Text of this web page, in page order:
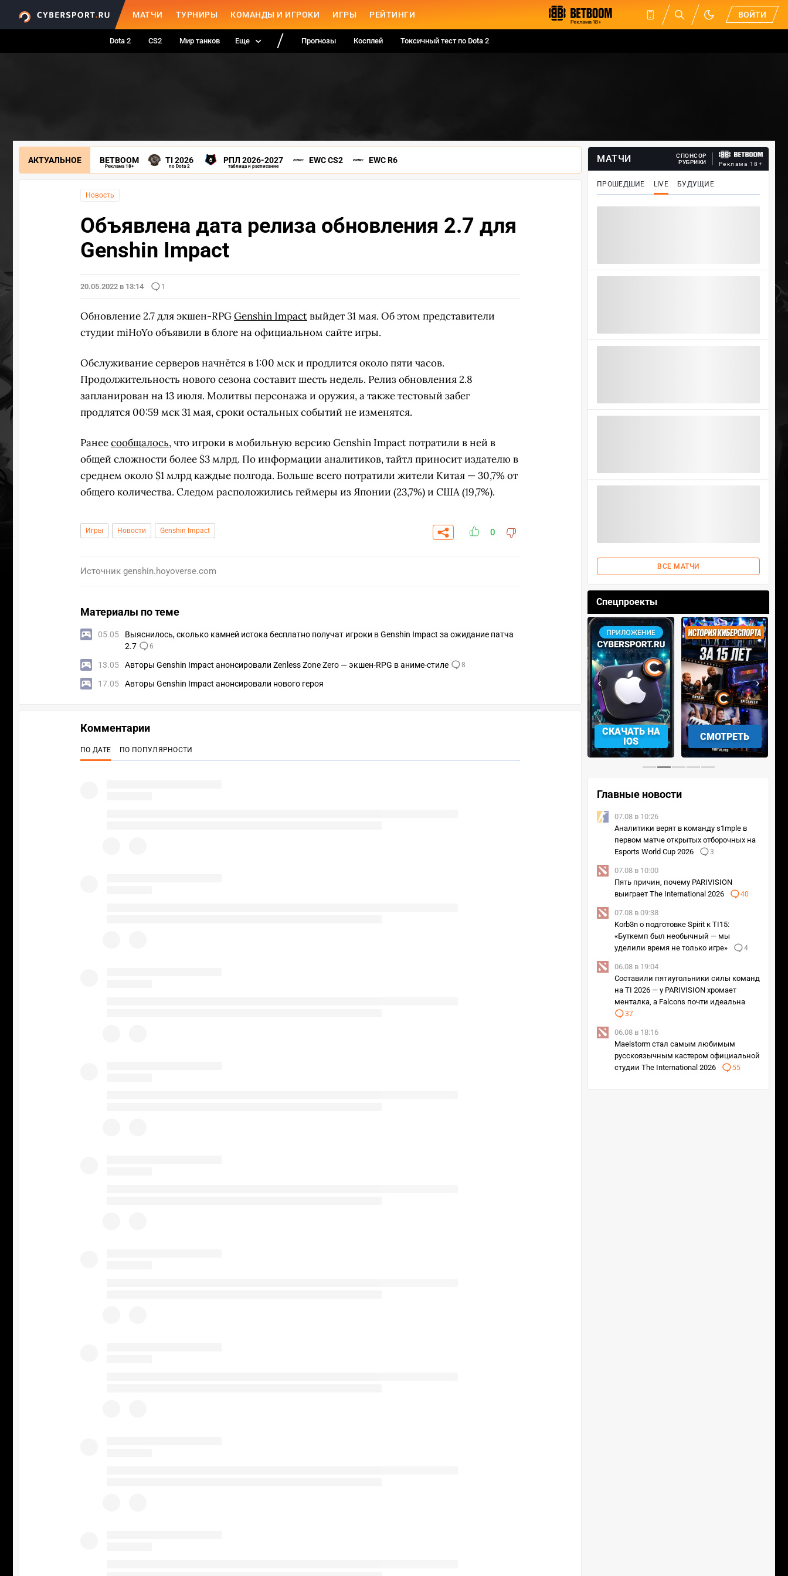
МАТЧИ ТУРНИРЫ КОМАНДЫ И ИГРОКИ ИГРЫ РЕЙТИНГИ ВОЙТИ
Dota 2 CS2 Мир танков Еще Прогнозы Косплей Токсичный тест по Dota 2
АКТУАЛЬНОЕ BETBOOM
Реклама 18+
TI 2026
по Dota 2
РПЛ 2026-2027
таблица и расписание
EWC CS2 EWC R6
Новость
Объявлена дата релиза обновления 2.7 для
Genshin Impact
20.05.2022 в 13:14 1
Обновление 2.7 для экшен-RPGGenshin Impactвыйдет 31 мая. Об этом представители
студии miHoYo объявили в блоге на официальном сайте игры.
Обслуживание серверов начнётся в 1:00 мск и продлится около пяти часов.
Продолжительность нового сезона составит шесть недель. Релиз обновления 2.8
запланирован на 13 июля. Молитвы персонажа и оружия, а также тестовый забег
продлятся 00:59 мск 31 мая, сроки остальных событий не изменятся.
Ранеесообщалось, что игроки в мобильную версию Genshin Impact потратили в ней в
общей сложности более $3 млрд. По информации аналитиков, тайтл приносит издателю в
среднем около $1 млрд каждые полгода. Больше всего потратили жители Китая — 30,7% от
общего количества. Следом расположились геймеры из Японии (23,7%) и США (19,7%).
Игры Новости Genshin Impact 0
Источник genshin.hoyoverse.com
Материалы по теме
05.05
Выяснилось, сколько камней истока бесплатно получат игроки в Genshin Impact за ожидание патча
2.7
6
13.05 Авторы Genshin Impact анонсировали Zenless Zone Zero — экшен-RPG в аниме-стиле 8
17.05 Авторы Genshin Impact анонсировали нового героя
МАТЧИ
СПОНСОР
РУБРИКИ
Реклама 18+
ПРОШЕДШИЕ LIVE БУДУЩИЕ
ВСЕ МАТЧИ
Спецпроекты
СМОТРЕТЬ УЧАСТВОВАТЬ
‹ ›
Главные новости
07.08 в 10:26
Аналитики верят в команду s1mple в
первом матче открытых отборочных на
Esports World Cup 2026
3
07.08 в 10:00
Пять причин, почему PARIVISION
выиграет The International 2026
40
07.08 в 09:38
Korb3n о подготовке Spirit к TI15:
«Буткемп был необычный — мы
уделили время не только игре»
4
06.08 в 19:04
Составили пятиугольники силы команд
на TI 2026 — у PARIVISION хромает
менталка, а Falcons почти идеальна
37
06.08 в 18:16
Maelstorm стал самым любимым
русскоязычным кастером официальной
студии The International 2026
55
Комментарии
ПО ДАТЕ ПО ПОПУЛЯРНОСТИ